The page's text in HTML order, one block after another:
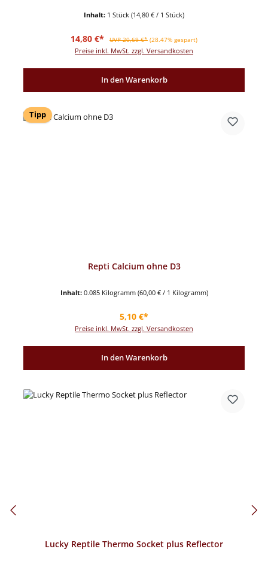
Inhalt: 1 Stück (14,80 € / 1 Stück)
Verkaufspreis:
14,80 €* Regulärer Preis:
UVP 20,69 €* (28.47% gespart)
Preise inkl. MwSt. zzgl. Versandkosten
In den Warenkorb
Tipp
Repti Calcium ohne D3
Inhalt: 0.085 Kilogramm (60,00 € / 1 Kilogramm)
Regulärer Preis:
5,10 €*
Preise inkl. MwSt. zzgl. Versandkosten
In den Warenkorb
Lucky Reptile Thermo Socket plus Reflector